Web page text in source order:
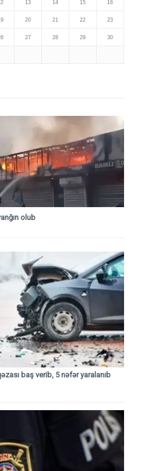
13 14 15 16
20 21 22 23
27 28 29 30
olub
baş verib, 5 nəfər yaralanıb